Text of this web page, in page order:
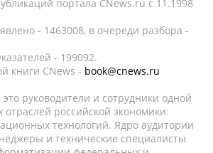
портала CNews.ru c 11.1998
- 1463008, в очереди разбора -
- 199092.
книги CNews - book@cnews.ru
руководители и сотрудники одной
российской экономики:
технологий. Ядро аудитории
и технические специалисты